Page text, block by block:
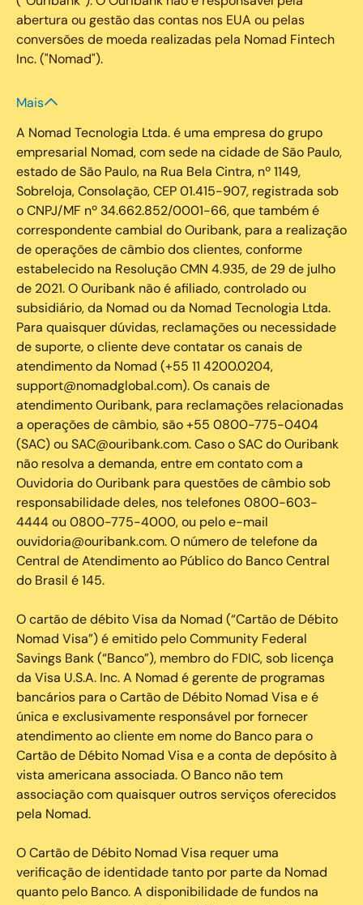
abertura ou gestão das contas nos EUA ou pelas
conversões de moeda realizadas pela Nomad Fintech
Inc. ("Nomad").
Mais
A Nomad Tecnologia Ltda. é uma empresa do grupo
empresarial Nomad, com sede na cidade de São Paulo,
estado de São Paulo, na Rua Bela Cintra, nº 1149,
Sobreloja, Consolação, CEP 01.415-907, registrada sob
o CNPJ/MF nº 34.662.852/0001-66, que também é
correspondente cambial do Ouribank, para a realização
de operações de câmbio dos clientes, conforme
estabelecido na Resolução CMN 4.935, de 29 de julho
de 2021. O Ouribank não é afiliado, controlado ou
subsidiário, da Nomad ou da Nomad Tecnologia Ltda.
Para quaisquer dúvidas, reclamações ou necessidade
de suporte, o cliente deve contatar os canais de
atendimento da Nomad (+55 11 4200.0204,
support@nomadglobal.com). Os canais de
atendimento Ouribank, para reclamações relacionadas
a operações de câmbio, são +55 0800-775-0404
(SAC) ou SAC@ouribank.com. Caso o SAC do Ouribank
não resolva a demanda, entre em contato com a
Ouvidoria do Ouribank para questões de câmbio sob
responsabilidade deles, nos telefones 0800-603-
4444 ou 0800-775-4000, ou pelo e-mail
ouvidoria@ouribank.com. O número de telefone da
Central de Atendimento ao Público do Banco Central
do Brasil é 145.
O cartão de débito Visa da Nomad (“Cartão de Débito
Nomad Visa”) é emitido pelo Community Federal
Savings Bank (“Banco”), membro do FDIC, sob licença
da Visa U.S.A. Inc. A Nomad é gerente de programas
bancários para o Cartão de Débito Nomad Visa e é
única e exclusivamente responsável por fornecer
atendimento ao cliente em nome do Banco para o
Cartão de Débito Nomad Visa e a conta de depósito à
vista americana associada. O Banco não tem
associação com quaisquer outros serviços oferecidos
pela Nomad.
O Cartão de Débito Nomad Visa requer uma
verificação de identidade tanto por parte da Nomad
quanto pelo Banco. A disponibilidade de fundos na